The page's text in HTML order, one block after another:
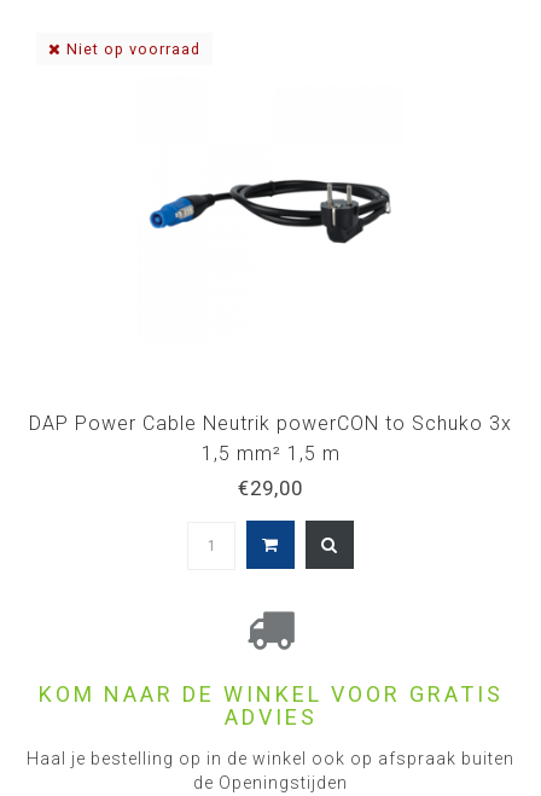
Niet op voorraad
DAP Power Cable Neutrik powerCON to Schuko 3x
1,5 mm² 1,5 m
€29,00
KOM NAAR DE WINKEL VOOR GRATIS
ADVIES
Haal je bestelling op in de winkel ook op afspraak buiten
de Openingstijden